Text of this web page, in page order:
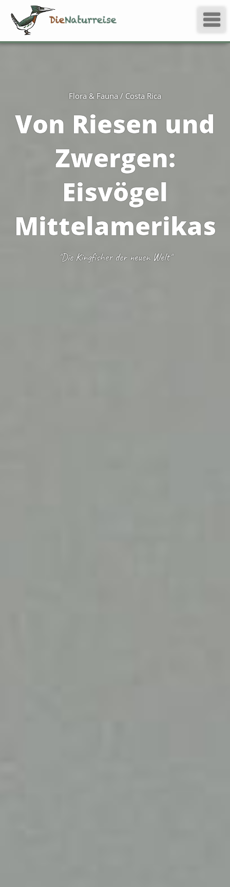
Flora & Fauna / Costa Rica
Von Riesen und
Zwergen:
Eisvögel
Mittelamerikas
"Die Kingfisher der neuen Welt"